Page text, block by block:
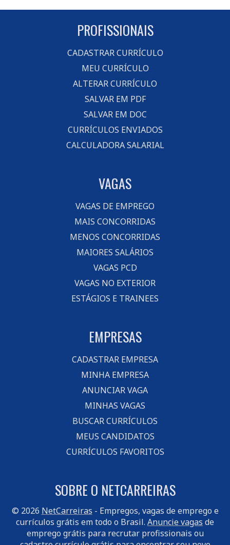
PROFISSIONAIS
CADASTRAR CURRÍCULO
MEU CURRÍCULO
ALTERAR CURRÍCULO
SALVAR EM PDF
SALVAR EM DOC
CURRÍCULOS ENVIADOS
CALCULADORA SALARIAL
VAGAS
VAGAS DE EMPREGO
MAIS CONCORRIDAS
MENOS CONCORRIDAS
MAIORES SALÁRIOS
VAGAS PCD
VAGAS NO EXTERIOR
ESTÁGIOS E TRAINEES
EMPRESAS
CADASTRAR EMPRESA
MINHA EMPRESA
ANUNCIAR VAGA
MINHAS VAGAS
BUSCAR CURRÍCULOS
MEUS CANDIDATOS
CURRÍCULOS FAVORITOS
SOBRE O NETCARREIRAS
© 2026 NetCarreiras - Empregos, vagas de emprego e
currículos grátis em todo o Brasil. Anuncie vagas de
emprego grátis para recrutar profissionais ou